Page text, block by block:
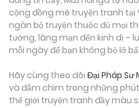
cộng đồng mê truyện tranh tại
ngàn bộ truyện thuộc đủ mọi
tưởng, lãng mạn đến kinh dị –
mỗi ngày để bạn không bỏ lỡ
Hãy cùng theo dõi Đại Pháp Sư
và đắm chìm trong những
thế giới truyện tranh đầy màu